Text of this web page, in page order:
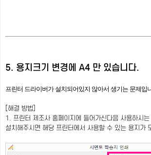
5. 용지크기 변경에 A4 만 있습니다.
프린터 드라이버가 설치되어있지 않아서 생기는 문제입
[해결 방법]
1. 프린터 제조사 홈페이지에 들어가신다음 사용하시
설치해주시면 해당 프린터에서 사용할 수 있는 용지가